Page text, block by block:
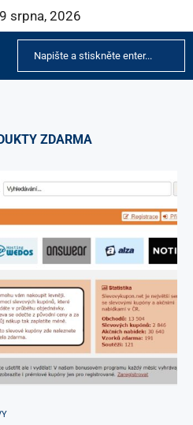
srpna, 2026
ZDARMA